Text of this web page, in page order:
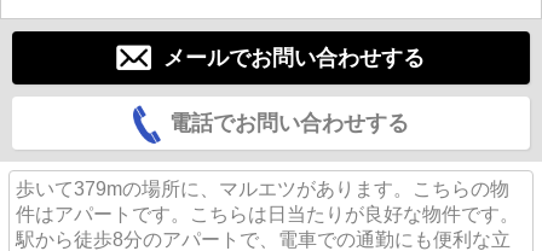
メールでお問い合わせする
電話でお問い合わせする
歩いて379mの場所に、マルエツがあります。こちらの物
件はアパートです。こちらは日当たりが良好な物件です。
駅から徒歩8分のアパートで、電車での通勤にも便利な立